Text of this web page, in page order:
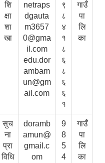
शि
क्षा
शा
खा
netraps
dgauta
m3657
0@gma
il.com
edu.dor
ambam
un@gm
ail.com
९
८
४
१
८
६
८
६
६
१
गाउँ
पा
लि
का
सुच
ना
प्रा
विधि
doramb
amun@
gmail.c
om
9
8
5
4
गाउँ
पा
लि
का